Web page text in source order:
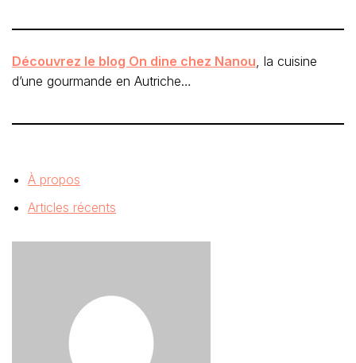
Découvrez le blog On dine chez Nanou, la cuisine
d’une gourmande en Autriche…
À propos
Articles récents